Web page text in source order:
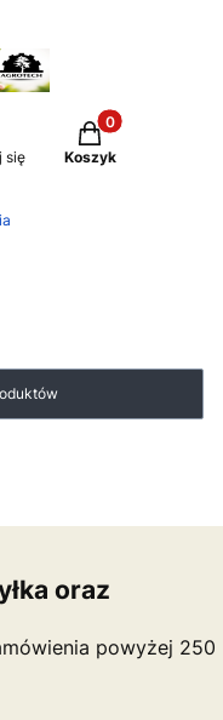
się
Produkty w
Koszyk
oraz
powyżej 250